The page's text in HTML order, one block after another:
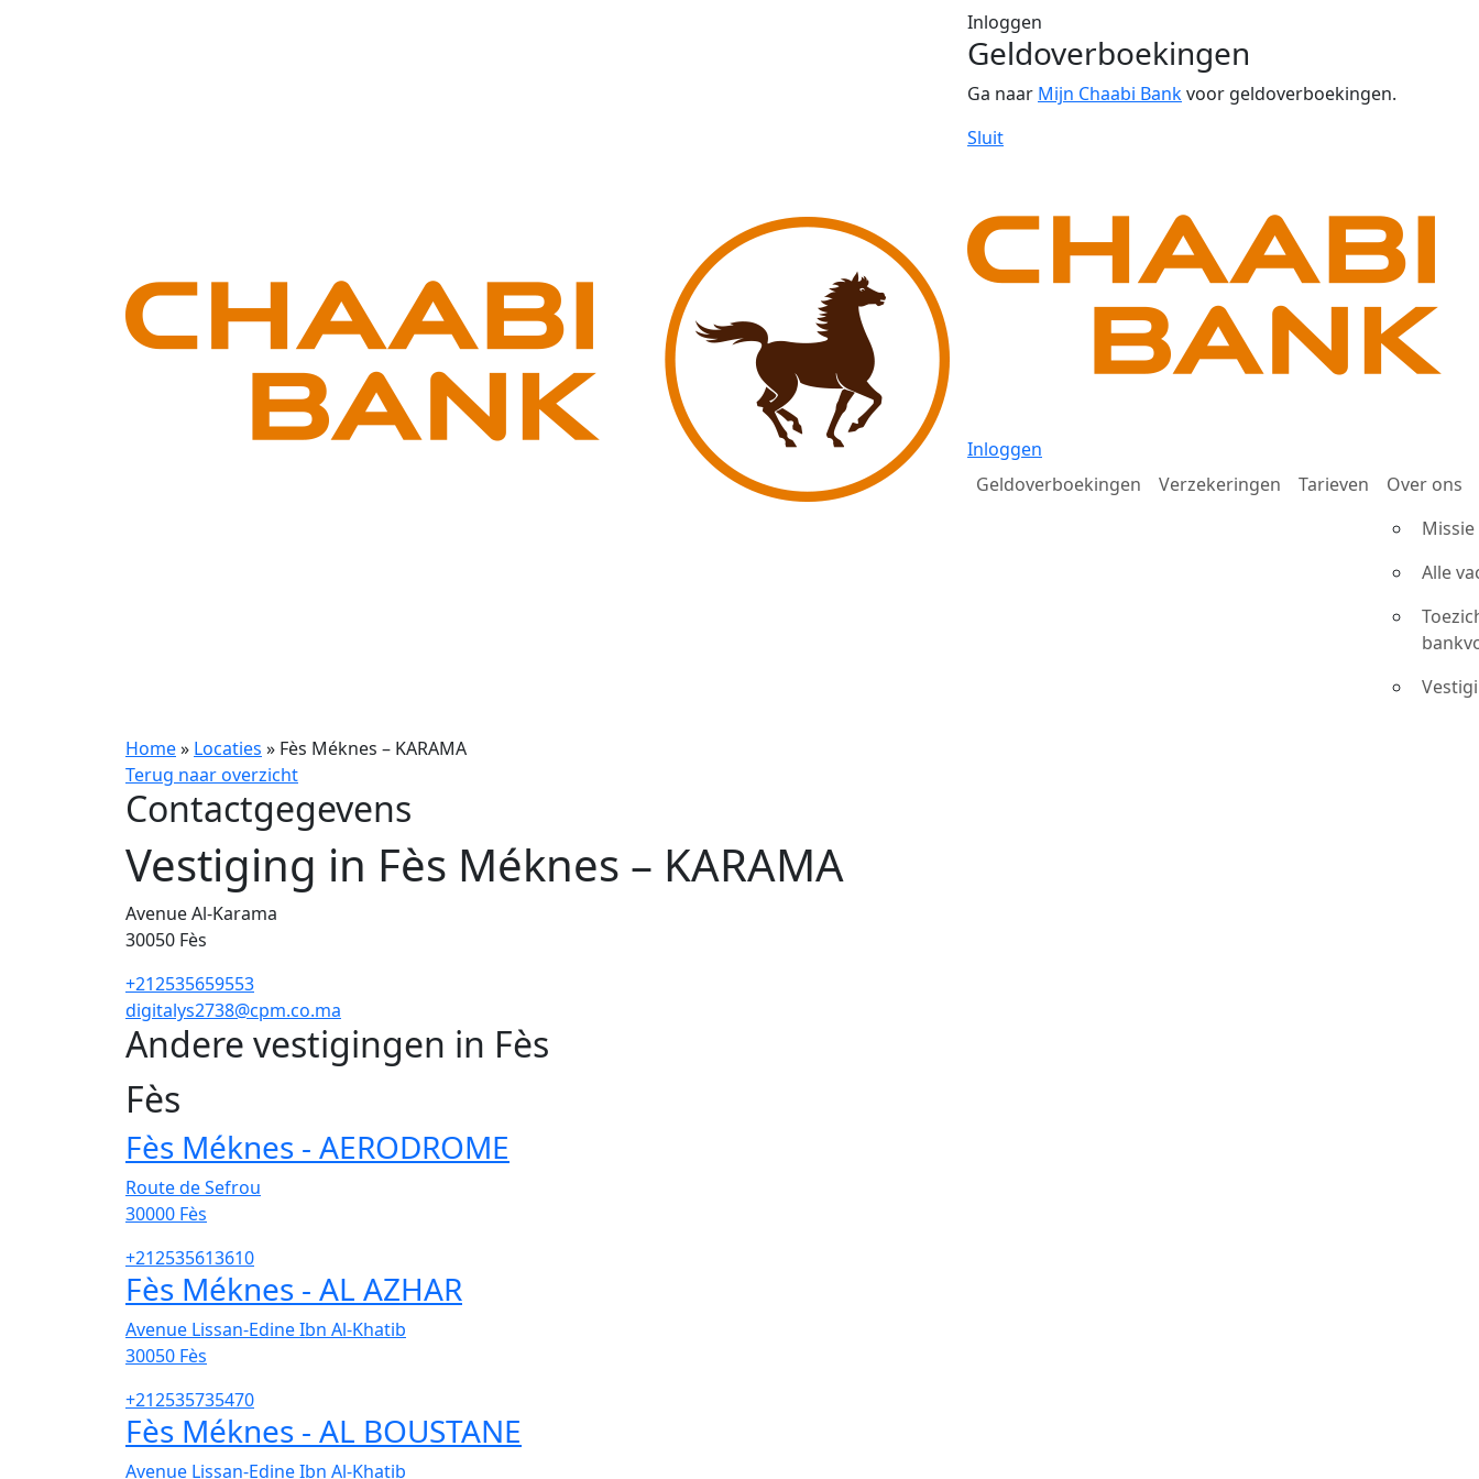
Inloggen
Geldoverboekingen
Ga naar Mijn Chaabi Bankvoor geldoverboekingen.
Sluit
Inloggen
Geldoverboekingen
Verzekeringen Tarieven
Over ons
Alle
Home» Locaties » Fès Méknes – KARAMA
Terug naar overzicht
Contactgegevens
Vestiging in Fès Méknes – KARAMA
Avenue Al-Karama
30050 Fès
+212535659553
digitalys2738@cpm.co.ma
Andere vestigingen in Fès
Fès
Fès Méknes - AERODROME
Route de Sefrou
30000 Fès
+212535613610
Fès Méknes - AL AZHAR
Avenue Lissan-Edine Ibn Al-Khatib
30050 Fès
+212535735470
Fès Méknes - AL BOUSTANE
Avenue Lissan-Edine Ibn Al-Khatib